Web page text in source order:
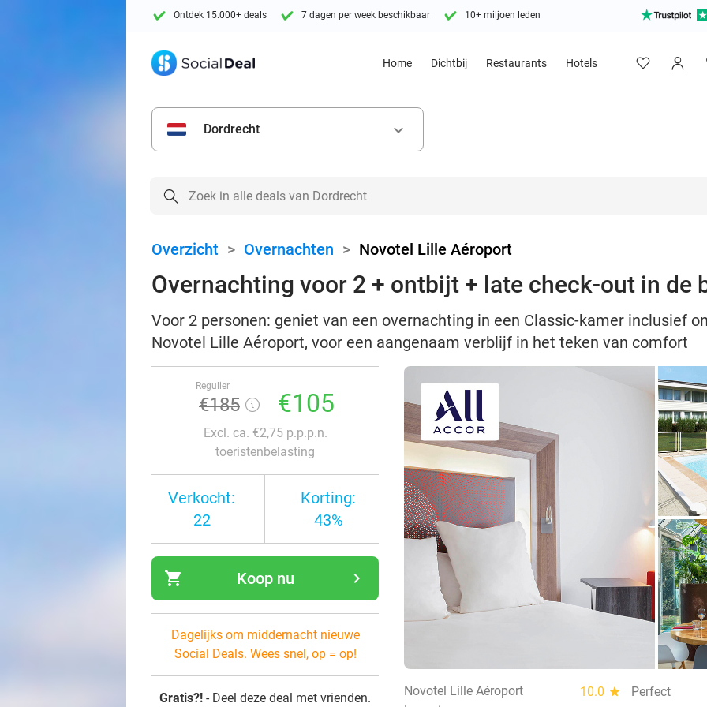
Ontdek 15.000+ deals 7 dagen per week beschikbaar 10+ miljoen leden
Home Dichtbij Restaurants Hotels
Dordrecht keyboard_arrow_down
Overzicht > Overnachten > Novotel Lille Aéroport
Overnachting voor 2 + ontbijt + late check-out in de
Voor 2 personen: geniet van een overnachting in een Classic-kamer inclusief
Novotel Lille Aéroport, voor een aangenaam verblijf in het teken van comfort
Regulier
€185 €105
Excl. ca. €2,75 p.p.p.n.
toeristenbelasting
Verkocht:
22
Korting:
43%
shopping_cart navigate_next
Koop nu
Dagelijks om middernacht nieuwe
Social Deals. Wees snel, op = op!
Gratis?! - Deel deze deal met vrienden.
Novotel Lille Aéroport 10.0 star
Perfect